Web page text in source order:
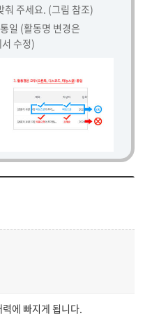
춰 주세요. (그림 참조)
일 (활동명 변경은
수정)
에 빠지게 됩니다.